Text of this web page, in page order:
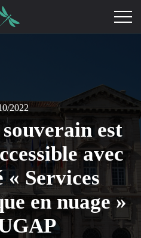
2022
est
avec
« Services
en nuage »